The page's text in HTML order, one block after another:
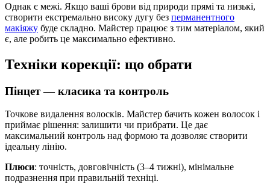
Однак є межі. Якщо ваші брови від природи прямі та низькі,
створити екстремально високу дугу без перманентного
макіяжу буде складно. Майстер працює з тим матеріалом, який
є, але робить це максимально ефективно.
Техніки корекції: що обрати
Пінцет — класика та контроль
Точкове видалення волосків. Майстер бачить кожен волосок і
приймає рішення: залишити чи прибрати. Це дає
максимальний контроль над формою та дозволяє створити
ідеальну лінію.
Плюси: точність, довговічність (3–4 тижні), мінімальне
подразнення при правильній техніці.